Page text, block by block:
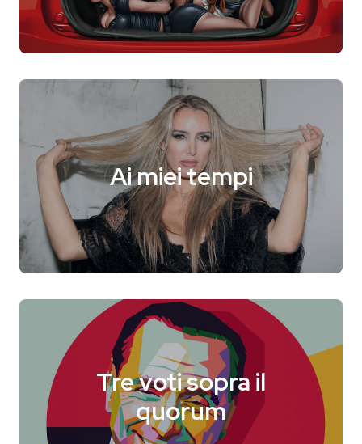
Ai miei tempi
Tre voti sopra il
quorum